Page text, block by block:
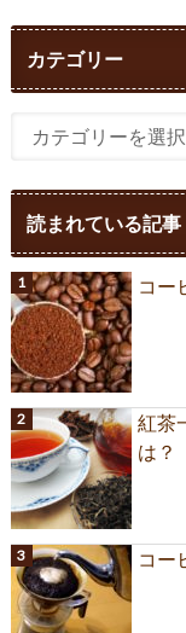
カテゴリー
読まれている記事
コー
紅茶
は？
コー